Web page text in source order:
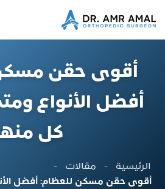
أقوى حقن
أفضل الأنواع
كل
الرئيسية - مقالات
-
أقوى حقن مسكن للعظام: أفضل